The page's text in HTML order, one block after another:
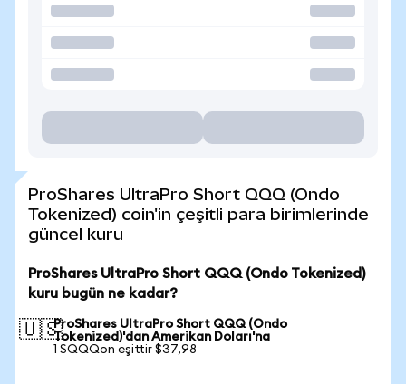
ProShares UltraPro Short QQQ (Ondo
Tokenized) coin'in çeşitli para birimlerinde
güncel kuru
ProShares UltraPro Short QQQ (Ondo Tokenized)
kuru bugün ne kadar?
🇺🇸ProShares UltraPro Short QQQ (Ondo
Tokenized)'dan Amerikan Doları'na
1 SQQQon eşittir $37,98